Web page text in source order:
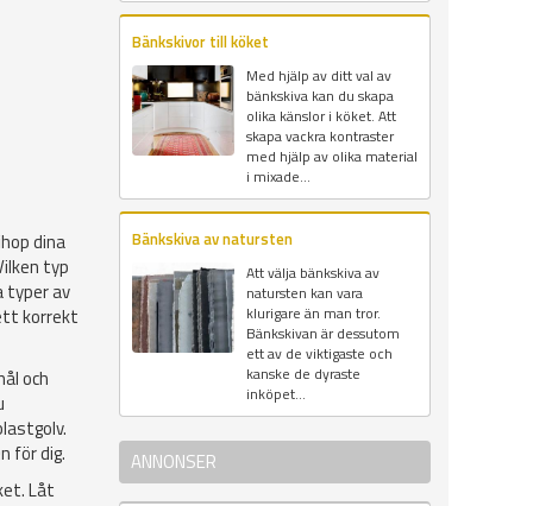
dina
typ
typer av
korrekt
och
för dig.
Låt
Bänkskivor till köket
Med hjälp av ditt val av
bänkskiva kan du skapa
olika känslor i köket. Att
skapa vackra kontraster
med hjälp av olika material
i mixade...
Bänkskiva av natursten
Att välja bänkskiva av
natursten kan vara
klurigare än man tror.
Bänkskivan är dessutom
ett av de viktigaste och
kanske de dyraste
inköpet...
ANNONSER